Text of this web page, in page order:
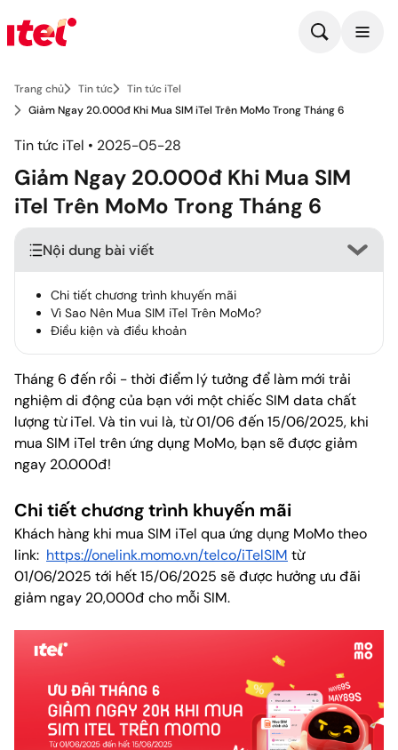
Trang chủ Tin tức
Tin tức iTel
Giảm Ngay 20.000đ Khi Mua SIM iTel Trên MoMo Trong Tháng 6
Tin tức iTel • 2025-05-28
Giảm Ngay 20.000đ Khi Mua SIM
iTel Trên MoMo Trong Tháng 6
Nội dung bài viết
Chi tiết chương trình khuyến mãi
Vì Sao Nên Mua SIM iTel Trên MoMo?
Điều kiện và điều khoản
Tháng 6 đến rồi - thời điểm lý tưởng để làm mới trải
nghiệm di động của bạn với một chiếc SIM data chất
lượng từ iTel. Và tin vui là, từ 01/06 đến 15/06/2025, khi
mua SIM iTel trên ứng dụng MoMo, bạn sẽ được giảm
ngay 20.000đ!
Chi tiết chương trình khuyến mãi
Khách hàng khi mua SIM iTel qua ứng dụng MoMo theo
link: https://onelink.momo.vn/telco/iTelSIM từ
01/06/2025 tới hết 15/06/2025 sẽ được hưởng ưu đãi
giảm ngay 20,000đ cho mỗi SIM.